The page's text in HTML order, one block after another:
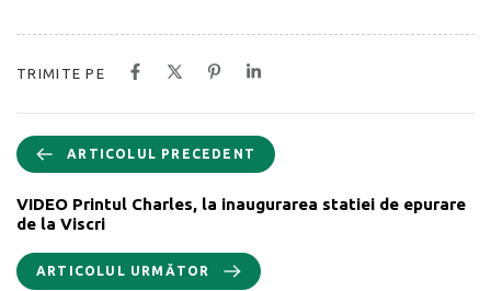
TRIMITE PE
ARTICOLUL PRECEDENT
VIDEO Printul Charles, la inaugurarea statiei de epurare
de la Viscri
ARTICOLUL URMĂTOR